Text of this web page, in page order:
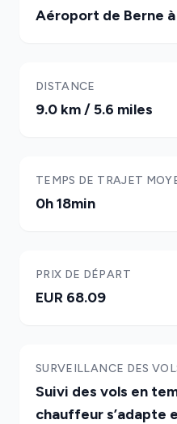
Aéroport de Berne
DISTANCE
9.0 km / 5.6 miles
TEMPS DE TRAJET
0h 18min
PRIX DE DÉPART
EUR 68.09
SURVEILLANCE DES
Suivi des vols en
chauffeur s’adapte